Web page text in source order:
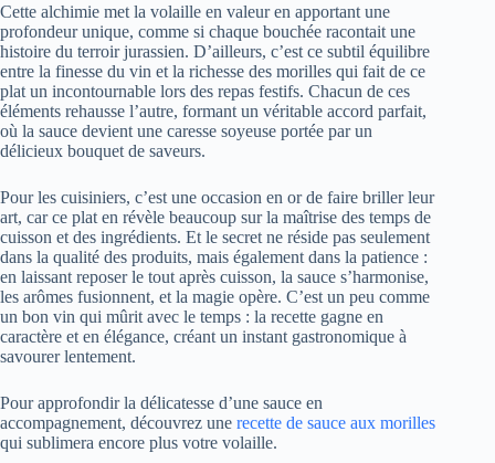
Cette alchimie met la volaille en valeur en apportant une
profondeur unique, comme si chaque bouchée racontait une
histoire du terroir jurassien. D’ailleurs, c’est ce subtil équilibre
entre la finesse du vin et la richesse des morilles qui fait de ce
plat un incontournable lors des repas festifs. Chacun de ces
éléments rehausse l’autre, formant un véritable accord parfait,
où la sauce devient une caresse soyeuse portée par un
délicieux bouquet de saveurs.
Pour les cuisiniers, c’est une occasion en or de faire briller leur
art, car ce plat en révèle beaucoup sur la maîtrise des temps de
cuisson et des ingrédients. Et le secret ne réside pas seulement
dans la qualité des produits, mais également dans la patience :
en laissant reposer le tout après cuisson, la sauce s’harmonise,
les arômes fusionnent, et la magie opère. C’est un peu comme
un bon vin qui mûrit avec le temps : la recette gagne en
caractère et en élégance, créant un instant gastronomique à
savourer lentement.
Pour approfondir la délicatesse d’une sauce en
accompagnement, découvrez une recette de sauce aux morilles
qui sublimera encore plus votre volaille.